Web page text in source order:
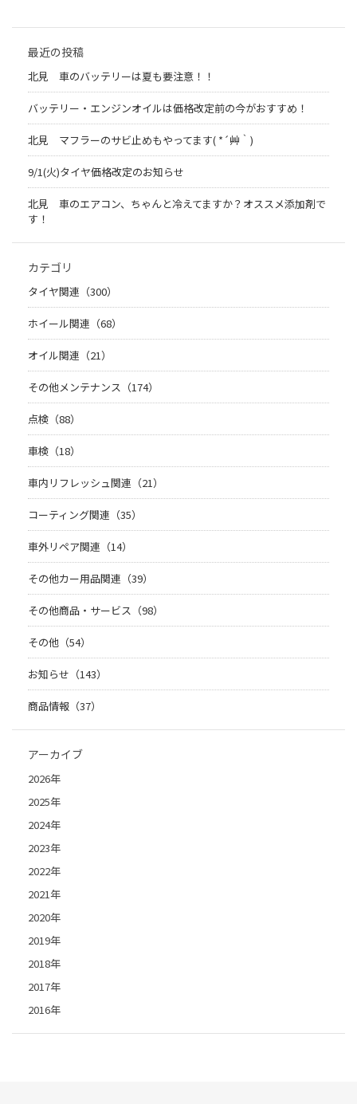
最近の投稿
北見 車のバッテリーは夏も要注意！！
バッテリー・エンジンオイルは価格改定前の今がおすすめ！
北見 マフラーのサビ止めもやってます( *´艸｀)
9/1(火)タイヤ価格改定のお知らせ
北見 車のエアコン、ちゃんと冷えてますか？オススメ添加剤で
す！
カテゴリ
タイヤ関連（300）
ホイール関連（68）
オイル関連（21）
その他メンテナンス（174）
点検（88）
車検（18）
車内リフレッシュ関連（21）
コーティング関連（35）
車外リペア関連（14）
その他カー用品関連（39）
その他商品・サービス（98）
その他（54）
お知らせ（143）
商品情報（37）
アーカイブ
2026年
2025年
2024年
2023年
2022年
2021年
2020年
2019年
2018年
2017年
2016年